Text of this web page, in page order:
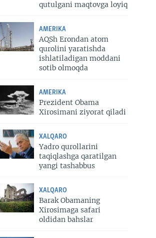
qutulgani maqtovga loyiq
AMERIKA
AQSh Erondan atom
qurolini yaratishda
ishlatiladigan moddani
sotib olmoqda
AMERIKA
Prezident Obama
Xirosimani ziyorat qiladi
XALQARO
Yadro qurollarini
taqiqlashga qaratilgan
yangi tashabbus
XALQARO
Barak Obamaning
Xirosimaga safari
oldidan bahslar